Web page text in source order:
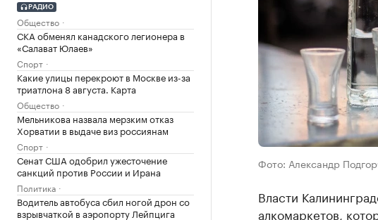
РАДИО
Общество
СКА обменял канадского легионера в
«Салават Юлаев»
Спорт
Какие улицы перекроют в Москве из-за
триатлона 8 августа. Карта
Общество
Мельникова назвала мерзким отказ
Хорватии в выдаче виз россиянам
Спорт
Сенат США одобрил ужесточение
санкций против России и Ирана
Политика
Водитель автобуса сбил ногой дрон со
взрывчаткой в аэропорту Лейпцига
Фото: Александр
Власти
алкомаркетов,